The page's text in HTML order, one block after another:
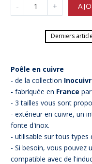
- +
Derniers
Poêle en cuivre
- de la collection
- fabriquée en France par
- 3 tailles vous sont
- extérieur en cuivre, un
fonte d'inox.
- utilisable sur tous types
- Si besoin, vous pouvez
compatible avec de